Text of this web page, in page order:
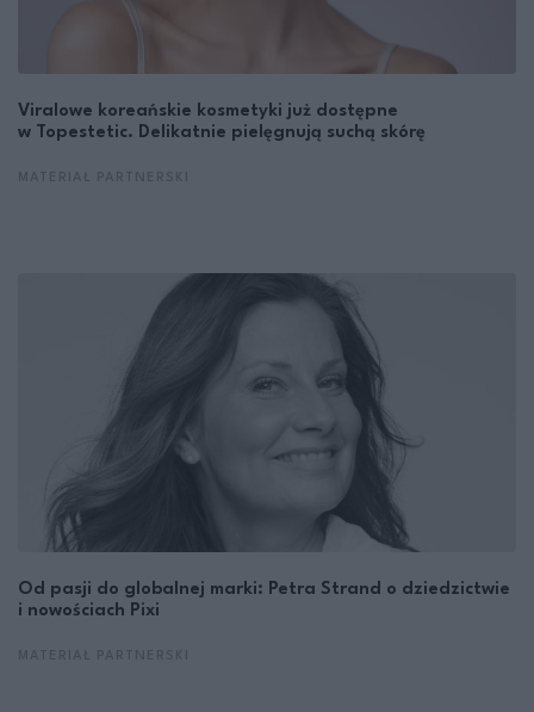
Viralowe koreańskie kosmetyki już dostępne
w Topestetic. Delikatnie pielęgnują suchą skórę
Od pasji do globalnej marki: Petra Strand o dziedzictwie
i nowościach Pixi